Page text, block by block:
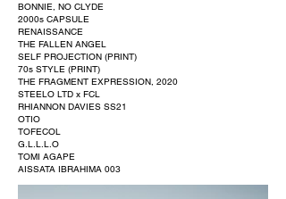
BONNIE, NO CLYDE
2000s CAPSULE
RENAISSANCE
THE FALLEN ANGEL
SELF PROJECTION (PRINT)
70s STYLE (PRINT)
THE FRAGMENT EXPRESSION, 2020
STEELO LTD x FCL
RHIANNON DAVIES SS21
OTIO
TOFECOL
G.L.L.L.O
TOMI AGAPE
AISSATA IBRAHIMA 003